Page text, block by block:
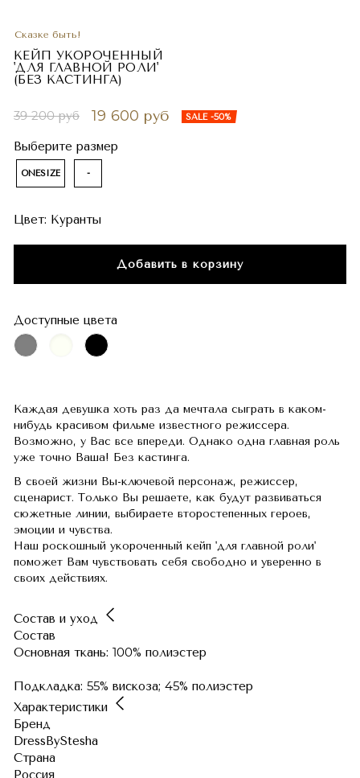
Сказке быть!
КЕЙП УКОРОЧЕННЫЙ
'ДЛЯ ГЛАВНОЙ РОЛИ'
(БЕЗ КАСТИНГА)
39 200 руб 19 600 руб SALE -50%
Выберите размер
ONESIZE -
Цвет: Куранты
Добавить в корзину
Доступные цвета
Каждая девушка хоть раз да мечтала сыграть в каком-
нибудь красивом фильме известного режиссера.
Возможно, у Вас все впереди. Однако одна главная роль
уже точно Ваша! Без кастинга.
В своей жизни Вы-ключевой персонаж, режиссер,
сценарист. Только Вы решаете, как будут развиваться
сюжетные линии, выбираете второстепенных героев,
эмоции и чувства.
Наш роскошный укороченный кейп 'для главной роли'
поможет Вам чувствовать себя свободно и уверенно в
своих действиях.
Состав и уход
Состав
Основная ткань: 100% полиэстер
Подкладка: 55% вискоза; 45% полиэстер
Характеристики
Бренд
DressByStesha
Страна
Россия